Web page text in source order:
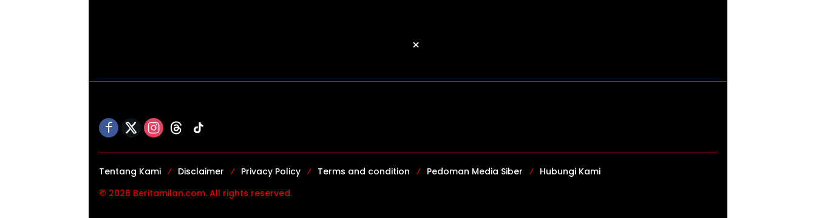
Tentang Kami Disclaimer Privacy Policy Terms and condition Pedoman Media Siber
Hubungi Kami
© 2026 Beritamilan.com. All rights reserved.
×